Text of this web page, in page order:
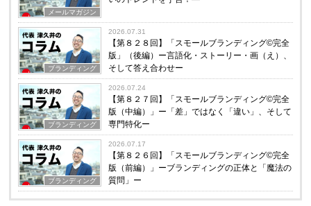
メールマガジン
ブランディング
2026.07.31
【第８２８回】「スモールブランディング©完全
版」（後編）ー言語化・ストーリー・画（え）、
そして答え合わせー
ブランディング
2026.07.24
【第８２７回】「スモールブランディング©完全
版（中編）」ー「差」ではなく「違い」、そして
専門特化ー
ブランディング
2026.07.17
【第８２６回】「スモールブランディング©完全
版（前編）」ーブランディングの正体と「魔法の
質問」ー